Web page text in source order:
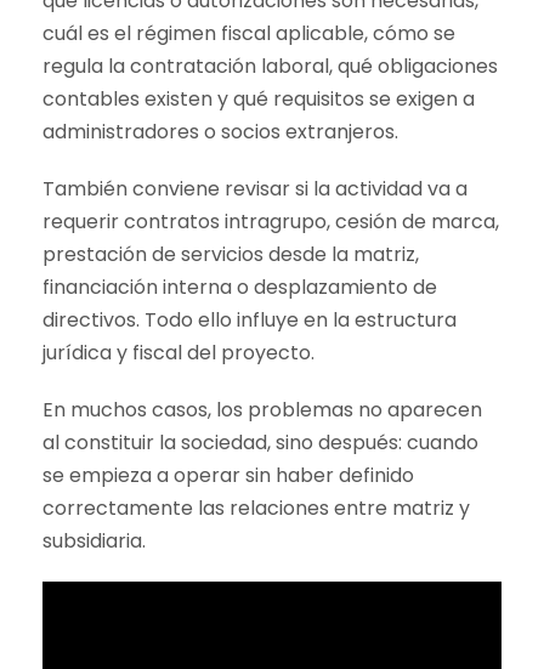
cuál es el régimen fiscal aplicable, cómo se
regula la contratación laboral, qué obligaciones
contables existen y qué requisitos se exigen a
administradores o socios extranjeros.
También conviene revisar si la actividad va a
requerir contratos intragrupo, cesión de marca,
prestación de servicios desde la matriz,
financiación interna o desplazamiento de
directivos. Todo ello influye en la estructura
jurídica y fiscal del proyecto.
En muchos casos, los problemas no aparecen
al constituir la sociedad, sino después: cuando
se empieza a operar sin haber definido
correctamente las relaciones entre matriz y
subsidiaria.